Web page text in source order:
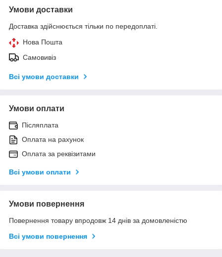
Умови доставки
Доставка здійснюється тільки по передоплаті.
Нова Пошта
Самовивіз
Всі умови доставки
Умови оплати
Післяплата
Оплата на рахунок
Оплата за реквізитами
Всі умови оплати
Умови повернення
Повернення товару впродовж 14 днів за домовленістю
Всі умови повернення